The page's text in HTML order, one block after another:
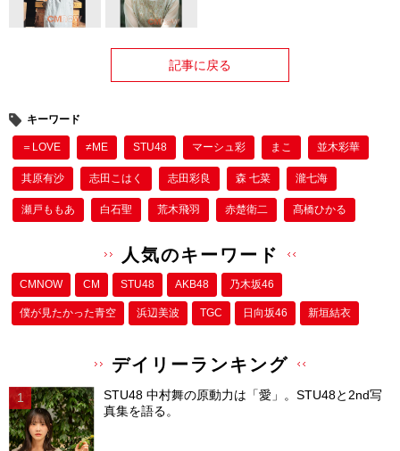
記事に戻る
キーワード
＝LOVE ≠ME STU48 マーシュ彩 まこ 並木彩華
其原有沙 志田こはく 志田彩良 森 七菜 瀧七海
瀬戸ももあ 白石聖 荒木飛羽 赤楚衛二 髙橋ひかる
人気のキーワード
CMNOW CM STU48 AKB48 乃木坂46
僕が⾒たかった⻘空 浜辺美波 TGC 日向坂46 新垣結衣
デイリーランキング
STU48 中村舞の原動力は「愛」。STU48と2nd写
真集を語る。